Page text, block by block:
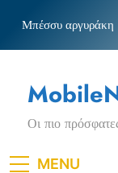
content
Μπέσσυ αργυράκη
Ιράκ: Τεράστιες
επικίνδυνη
Κοινωνικός
Μπέσσυ αργυράκη
Οι πιο
MENU